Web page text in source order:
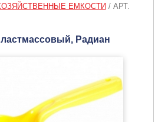
ЕМКОСТИ / АРТ.
Радиан